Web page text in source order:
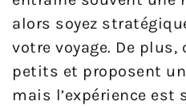
alors soyez
votre voyage. De
petits et proposent
mais l’expérience